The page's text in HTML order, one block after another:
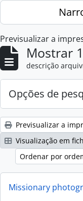
Skip to main content
Previsualizar a
Mostrar
descrição
Opções de
Previsualizar a
Visualização em
Ordenar por
Missionary